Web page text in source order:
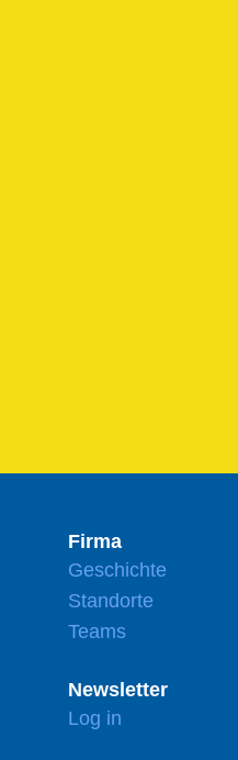
Firma
Geschichte
Standorte
Teams
Newsletter
Log in